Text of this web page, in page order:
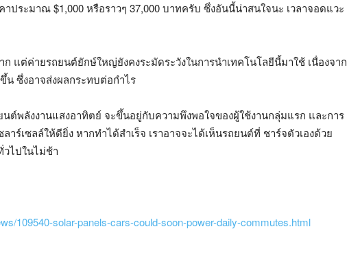
ประมาณ $1,000 หรือราวๆ 37,000 บาทครับ ซึ่งอันนี้น่าสนใจนะ เวลาจอดแวะ
แต่ค่ายรถยนต์ยักษ์ใหญ่ยังคงระมัดระวังในการนำเทคโนโลยีนี้มาใช้ เนื่องจาก
ซึ่งอาจส่งผลกระทบต่อกำไร
ต์พลังงานแสงอาทิตย์ จะขึ้นอยู่กับความพึงพอใจของผู้ใช้งานกลุ่มแรก และการ
ร์เซลล์ให้ดียิ่ง หากทำได้สำเร็จ เราอาจจะได้เห็นรถยนต์ที่ ชาร์จตัวเองด้วย
ไปในไม่ช้า
109540-solar-panels-cars-could-soon-power-daily-commutes.html